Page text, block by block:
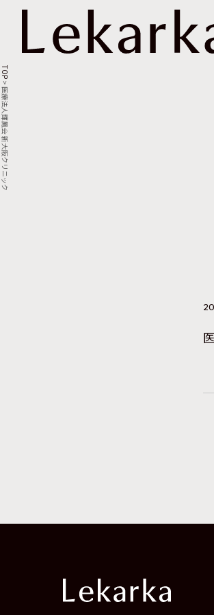
TOP
>
医療法人輝鳳会 新大阪クリニック